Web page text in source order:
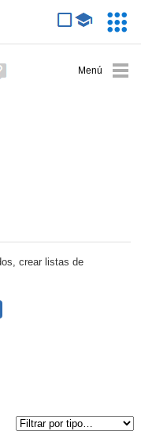
avanzada
crear listas de